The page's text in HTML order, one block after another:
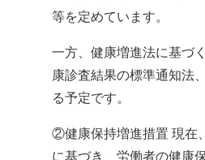
等を定めています。
一方、健康増進法に基づ
康診査結果の標準通知法
る予定です。
②健康保持増進措置 現在
に基づき、労働者の健康